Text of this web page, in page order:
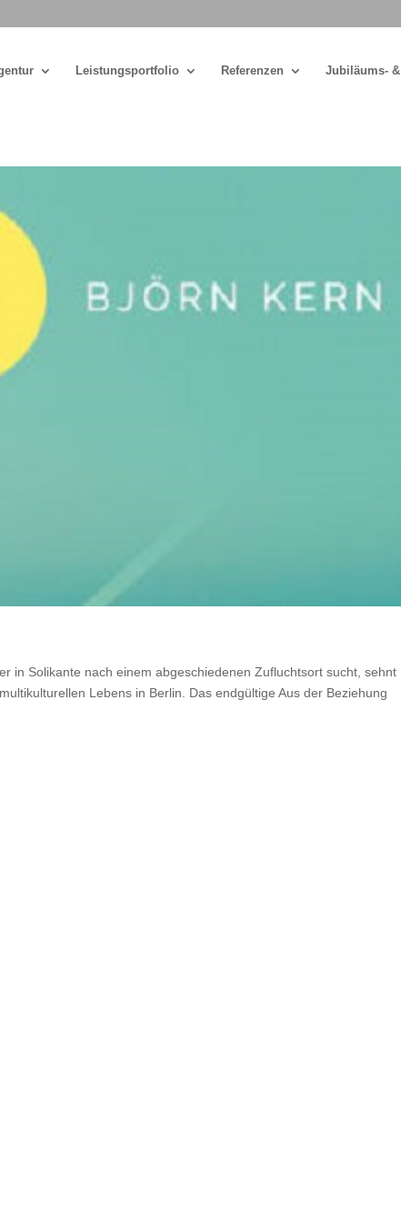
Leistungsportfolio Referenzen Jubiläums-
in Solikante nach einem abgeschiedenen Zufluchtsort sucht, sehnt
Lebens in Berlin. Das endgültige Aus der Beziehung